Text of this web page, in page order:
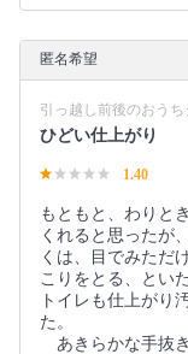
匿名希望
引っ越し前後のおう
ひどい仕上がり
1.40
もともと、わりと
くれると思ったが
くは、目でみただ
こりをとる、とい
トイレも仕上がり
た。
あきらかな手抜